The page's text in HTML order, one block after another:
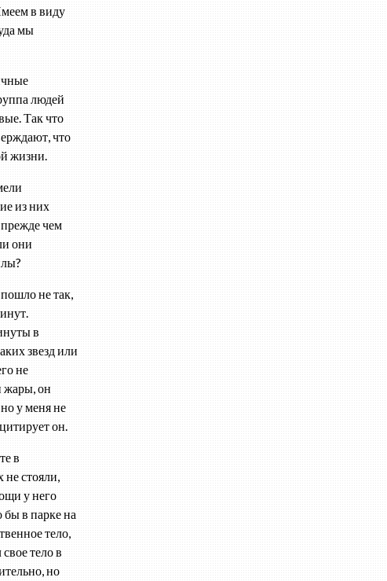
в виду
мы
людей
Так что
что
жизни.
из них
чем
они
не так,
в
звезд или
не
жары, он
у меня не
он.
в
стояли,
у него
бы в парке на
тело,
тело в
но